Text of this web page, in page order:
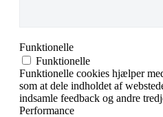
Funktionelle
Funktionelle
Funktionelle cookies hjælper
som at dele indholdet af
indsamle feedback og andre
Performance